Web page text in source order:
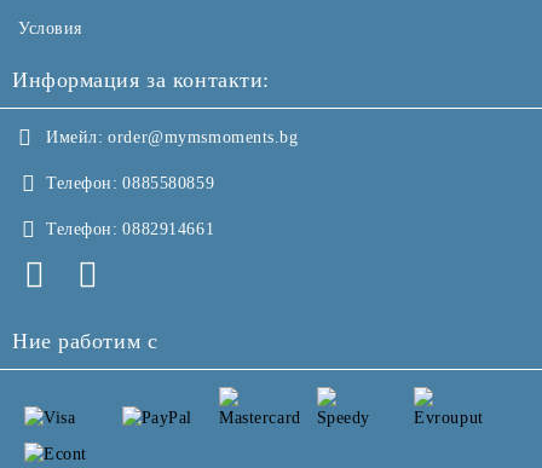
Условия
Информация за контакти:
Имейл: order@mymsmoments.bg
Телефон: 0885580859
Телефон: 0882914661
Ние работим с